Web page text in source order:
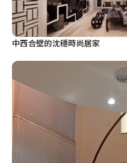
中西合壁的沈穩時尚居家